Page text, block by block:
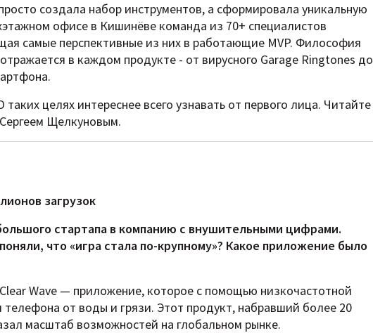
создала набор инструментов, а сформировала уникальную
офисе в Кишинёве команда из 70+ специалистов
самые перспективные из них в работающие MVP. Философия
в каждом продукте - от вирусного Garage Ringtones до
целях интереснее всего узнавать от первого лица. Читайте
Щелкуновым.
загрузок
стартапа в компанию с внушительными цифрами.
что «игра стала по-крупному»? Какое приложение было
Wave — приложение, которое с помощью низкочастотной
от воды и грязи. Этот продукт, набравший более 20
масштаб возможностей на глобальном рынке.